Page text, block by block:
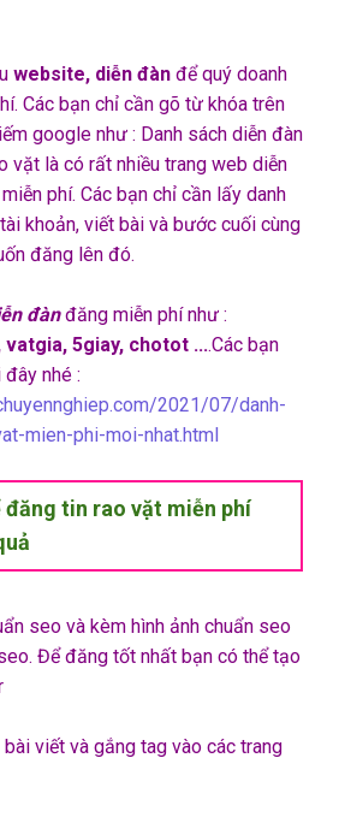
website, diễn đàn để quý doanh
Các bạn chỉ cần gõ từ khóa trên
google như : Danh sách diễn đàn
vặt là có rất nhiều trang web diễn
phí. Các bạn chỉ cần lấy danh
khoản, viết bài và bước cuối cùng
đăng lên đó.
đànđăng miễn phí như :
5giay, chotot ....Các bạn
nhé :
2021/07/danh-
mien-phi-moi-nhat.html
đăng tin rao vặt miễn phí
seo và kèm hình ảnh chuẩn seo
Để đăng tốt nhất bạn có thể tạo
bài viết và gắng tag vào các trang